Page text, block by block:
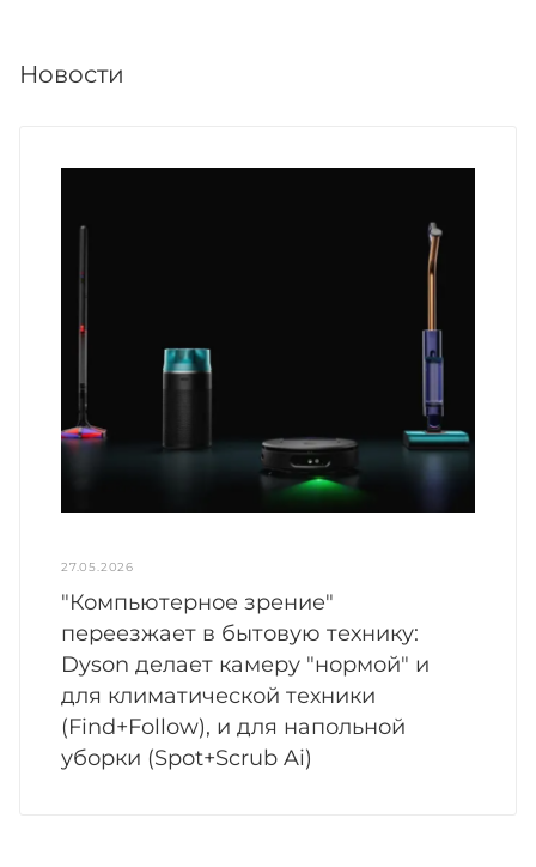
Новости
27.05.2026
"Компьютерное зрение"
переезжает в бытовую технику:
Dyson делает камеру "нормой" и
для климатической техники
(Find+Follow), и для напольной
уборки (Spot+Scrub Ai)